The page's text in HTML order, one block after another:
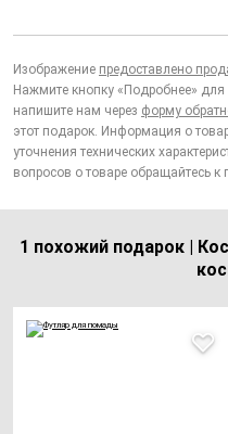
Изображение предоставлено
Нажмите кнопку «Подробнее»
напишите нам через форму
этот подарок. Информация о
уточнения технических
вопросов о товаре обращайтесь к
1 похожий подарок |